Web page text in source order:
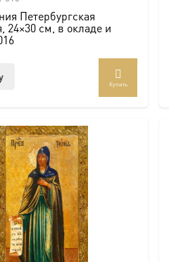
Петербургская
24×30 см, в окладе и
Купить